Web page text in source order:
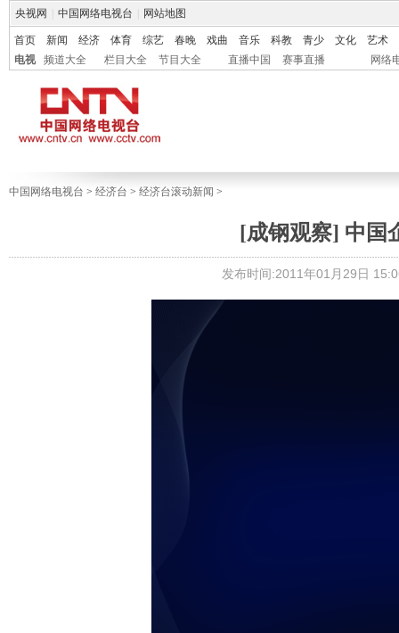
央视网 中国网络电视台 网站地图
首页 新闻 经济 体育 综艺 春晚 戏曲 音乐 科教 青少 文化
艺术
电视
频道大全 栏目大全 节目大全 直播中国 赛事直播 网络
中国网络电视台 > 经济台 > 经济台滚动新闻 >
[成钢观察] 中国
发布时间:2011年01月29日